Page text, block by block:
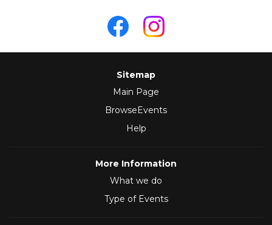
Sitemap
Main Page
BrowseEvents
Help
More Information
What we do
Type of Events